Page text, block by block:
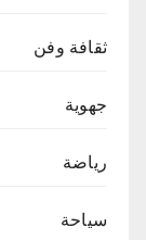
ثقافة وفن
جهوية
رياضة
سياحة